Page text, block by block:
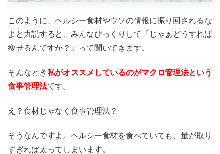
このように、ヘルシー食材やウソの情報に振り回されるな
よと力説すると、みんなびっくりして『じゃぁどうすれば
痩せるんですか？』って聞いてきます。
そんなとき私がオススメしているのがマクロ管理法という
食事管理法です。
え？食材じゃなく食事管理法？
そうなんですよ。ヘルシー食材を食べていても、量が取り
すぎれば太ってしまいます。